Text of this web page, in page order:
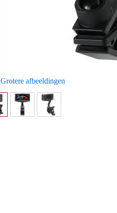
Grotere afbeeldingen